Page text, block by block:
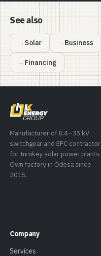
See also
Solar Business
Financing
Manufacturer of 0.4–35 kV
switchgear and EPC contractor
for turnkey solar power plants.
Own factory in Odesa since
2015.
Company
Services